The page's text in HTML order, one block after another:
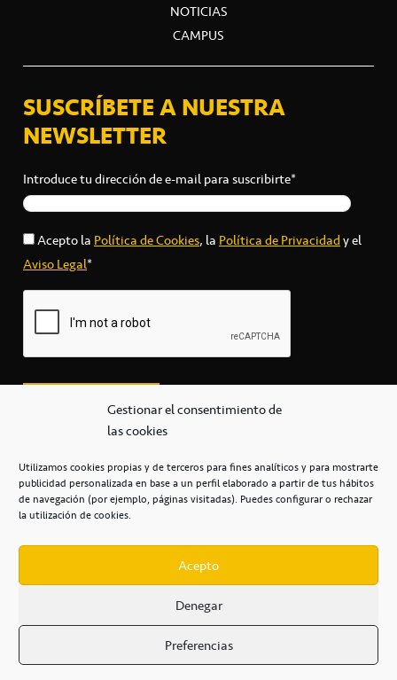
Gestionar el consentimiento de
las cookies
Utilizamos cookies propias y de terceros para fines analíticos y para mostrarte
publicidad personalizada en base a un perfil elaborado a partir de tus hábitos
de navegación (por ejemplo, páginas visitadas). Puedes configurar o rechazar
la utilización de cookies.
Acepto
Denegar
Preferencias
NOTICIAS
CAMPUS
SUSCRÍBETE A NUESTRA
NEWSLETTER
Introduce tu dirección de e-mail para suscribirte*
Acepto laPolítica de Cookies, laPolítica de Privacidady el
Aviso Legal*
secretaria@cbcanarias.es
+34 922 253 684
Casa del Deporte / 38108 – La Laguna
POLÍTICA DE PRIVACIDAD / POLÍTICA DE COOKIES /
AVISO LEGAL / CONDICIONES